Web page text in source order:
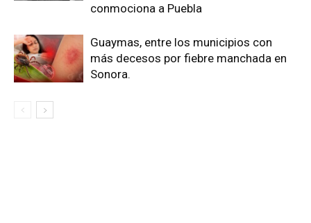
conmociona a Puebla
Guaymas, entre los municipios con
más decesos por fiebre manchada en
Sonora.